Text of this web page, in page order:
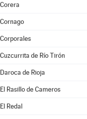
Corera
Cornago
Corporales
Cuzcurrita de Río Tirón
Daroca de Rioja
El Rasillo de Cameros
El Redal